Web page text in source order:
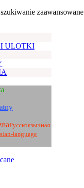
zaawansowane
I ULOTKI
Pусскоязычная
language